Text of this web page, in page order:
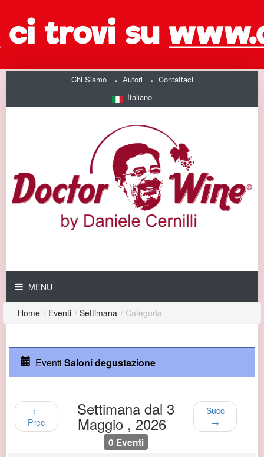
Chi Siamo Autori
Contattaci
Italiano
MENU
Home / Eventi / Settimana / Categoria
Eventi Saloni degustazione
←
Prec
Settimana dal 3
Maggio , 2026
0 Eventi
Succ
→